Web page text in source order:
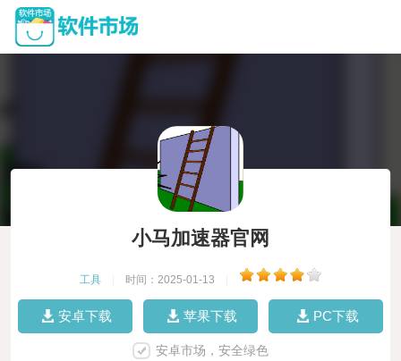
小马加速器官网
工具 时间：2025-01-13
安卓下载 苹果下载 PC下载
安卓市场，安全绿色